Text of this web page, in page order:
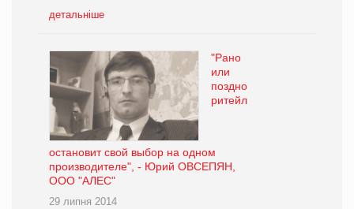
детальніше
"Рано
или
поздно
ритейл
остановит свой выбор на одном
производителе", - Юрий ОВСЕПЯН,
ООО "АЛЕС"
29 липня 2014